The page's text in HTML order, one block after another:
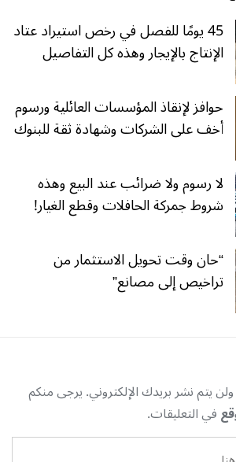
45 يومًا للفصل في رخص استيراد عتاد
الإنتاج بالإيجار وهذه كل التفاصيل
حوافز لإنقاذ المؤسسات العائلية ورسوم
أخف على الشركات وشهادة ثقة للبنوك
لا رسوم ولا ضرائب عند البيع وهذه
شروط جمركة الحافلات وقطع الغيار!
“حان وقت تحويل الاستثمار من
تراخيص إلى مصانع”
يتم نشر بريدك الإلكتروني. يرجى منكم
في التعليقات.